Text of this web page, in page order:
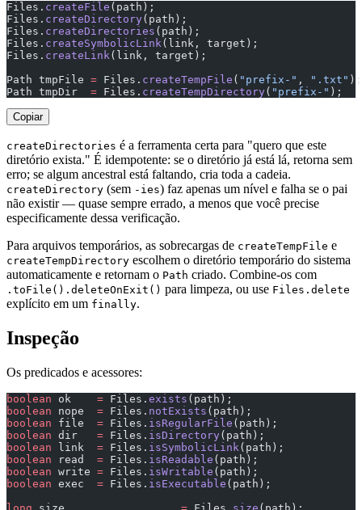
Files. createFile
Files. createDirectory
Files. createDirectories
Files. createSymbolicLink(link, target);
Files. createLink(link,
Path tmpFile = Files. createTempFile ( "prefix-" , ".txt"
Path tmpDir = Files. createTempDirectory( "prefix-" );
Copiar
createDirectories é a ferramenta certa para "quero que este
diretório exista." É idempotente: se o diretório já está lá, retorna sem
erro; se algum ancestral está faltando, cria toda a cadeia.
createDirectory (sem -ies) faz apenas um nível e falha se o pai
não existir — quase sempre errado, a menos que você precise
especificamente dessa verificação.
Para arquivos temporários, as sobrecargas de createTempFile e
createTempDirectory escolhem o diretório temporário do sistema
automaticamente e retornam o Path criado. Combine-os com
.toFile().deleteOnExit() para limpeza, ou use Files.delete
explícito em um finally.
Inspeção
Os predicados e acessores:
boolean ok = Files. exists (path);
boolean nope = Files. notExists
boolean file = Files. isRegularFile (path);
boolean dir = Files. isDirectory(path);
boolean link = Files. isSymbolicLink (path);
boolean read = Files. isReadable (path);
boolean write = Files. isWritable (path);
boolean exec = Files. isExecutable (path);